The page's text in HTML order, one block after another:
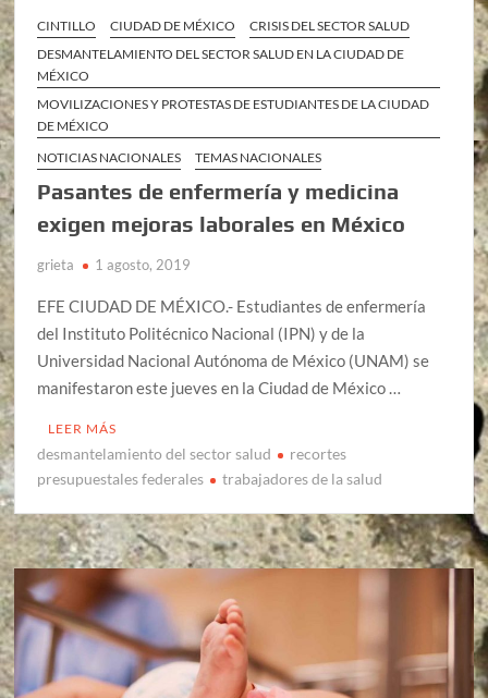
CINTILLO CIUDAD DE MÉXICO
CRISIS DEL SECTOR SALUD
DESMANTELAMIENTO DEL SECTOR SALUD EN LA CIUDAD DE
MÉXICO
MOVILIZACIONES Y PROTESTAS DE ESTUDIANTES DE LA CIUDAD
DE MÉXICO
NOTICIAS NACIONALES
TEMAS NACIONALES
Pasantes de enfermería y medicina
exigen mejoras laborales en México
grieta 1 agosto, 2019
EFE CIUDAD DE MÉXICO.- Estudiantes de enfermería
del Instituto Politécnico Nacional (IPN) y de la
Universidad Nacional Autónoma de México (UNAM) se
manifestaron este jueves en la Ciudad de México …
LEER MÁS
desmantelamiento del sector salud
recortes
presupuestales federales
trabajadores de la salud